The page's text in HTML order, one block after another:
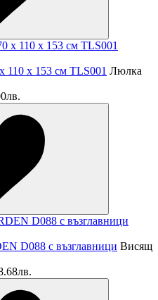
110 x 153 см TLS001 Люлка
D088 с възглавници Висящ